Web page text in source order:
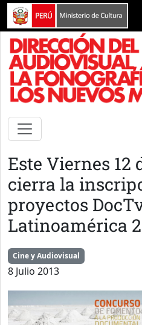
Pasar al contenido principal
Este Viernes 12
cierra la
proyectos
Latinoamérica
Cine y Audiovisual
8 Julio 2013